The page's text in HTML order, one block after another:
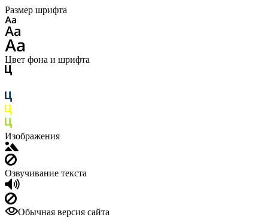
Размер шрифта
Цвет фона и шрифта
Изображения
Озвучивание текста
Обычная версия сайта